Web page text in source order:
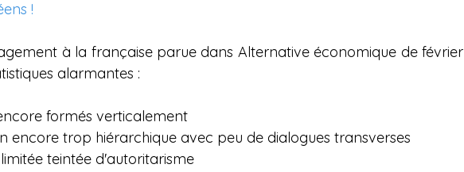
!
à la française parue dans Alternative économique de février
alarmantes :
formés verticalement
encore trop hiérarchique avec peu de dialogues transverses
teintée d'autoritarisme